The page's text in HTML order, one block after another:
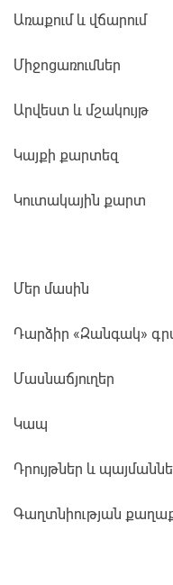
Առաքում և վճարում
Միջոցառումներ
Արվեստ և մշակույթ
Կայքի քարտեզ
Կուտակային քարտ
Մեր մասին
Դարձիր «Զանգակ»
Մասնաճյուղեր
Կապ
Դրույթներ և
Գաղտնիության